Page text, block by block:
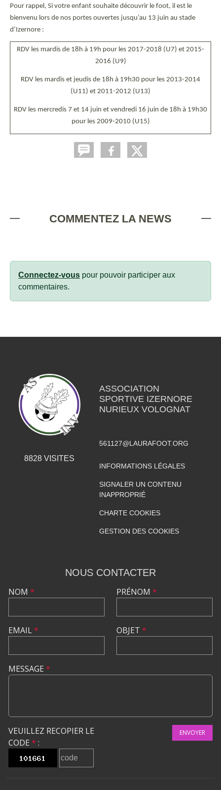
Pour rappel, Si votre enfant souhaite découvrir le foot, il est le
bienvenu lors de nos portes ouvertes jusqu’au 13 juin au stade
d’Izernore :
RDV les mardis de 18h à 19h pour les 2017-2018 (U7) et 2015-
2016 (U9)
RDV les mardis et jeudis de 18h à 19h30 pour les 2013-2014
(U11) et 2011-2012 (U13)
RDV les mercredis 7 et 14 juin et vendredi 16 juin de 18h à 19h30
pour les 2009-2010 (U15)
COMMENTEZ LA NEWS
Connectez-vous pour pouvoir participer aux
commentaires.
8828 VISITES
ASSOCIATION
SPORTIVE IZERNORE
NURIEUX VOLOGNAT
561127@LAURAFOOT.ORG
INFORMATIONS LÉGALES
SIGNALER UN CONTENU
INAPPROPRIÉ
CHARTE COOKIES
GESTION DES COOKIES
NOUS CONTACTER
NOM *
EMAIL*
PRÉNOM *
OBJET *
MESSAGE *
VEUILLEZ RECOPIER LE
CODE * :
ENVOYER